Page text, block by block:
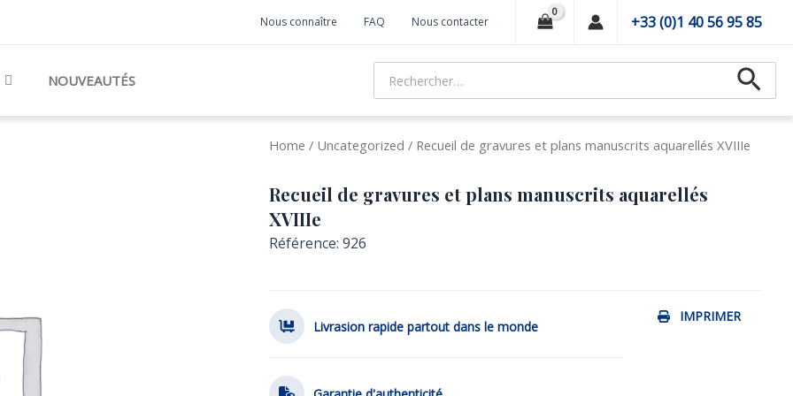
Nous connaître FAQ Nous contacter +33 (0)1 40 56 95 85
NOUVEAUTÉS
Home / Uncategorized / Recueil de gravures et plans manuscrits aquarellés XVIIIe
Recueil de gravures et plans manuscrits aquarellés
XVIIIe
Référence: 926
IMPRIMER
Livrasion rapide partout dans le monde